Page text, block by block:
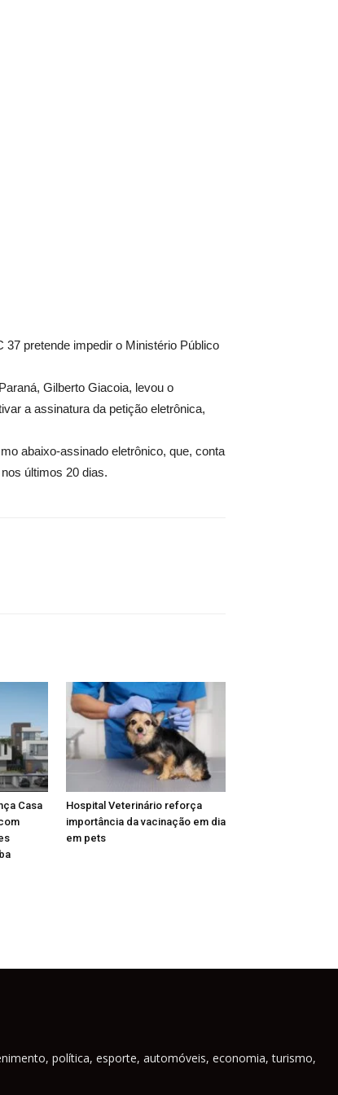
pretende impedir o Ministério Público
Gilberto Giacoia, levou o
a assinatura da petição eletrônica,
abaixo-assinado eletrônico, que, conta
últimos 20 dias.
Casa
Hospital Veterinário reforça
importância da vacinação em dia
em pets
política, esporte, automóveis, economia, turismo,